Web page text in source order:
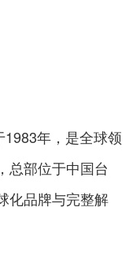
年，是全球领
总部位于中国台
化品牌与完整解